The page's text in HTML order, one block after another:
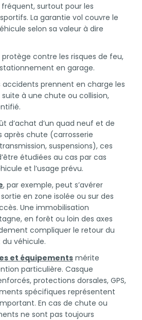
surtout pour les
La garantie vol couvre le
selon sa valeur à dire
contre les risques de feu,
en garage.
prennent en charge les
à une chute ou collision,
d’achat d’un quad neuf et de
après chute (carrosserie
suspensions), ces
étudiées au cas par cas
et l’usage prévu.
, par exemple, peut s’avérer
en zone isolée ou sur des
Une immobilisation
en forêt ou loin des axes
compliquer le retour du
véhicule.
et équipements mérite
particulière. Casque
protections dorsales, GPS,
spécifiques représentent
En cas de chute ou
ne sont pas toujours